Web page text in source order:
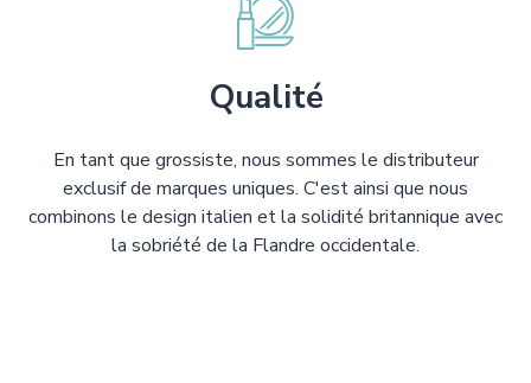
Qualité
En tant que grossiste, nous sommes le distributeur
exclusif de marques uniques. C'est ainsi que nous
combinons le design italien et la solidité britannique avec
la sobriété de la Flandre occidentale.